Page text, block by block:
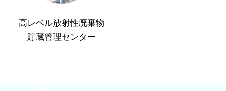
高レベル放射性廃棄物
貯蔵管理センター